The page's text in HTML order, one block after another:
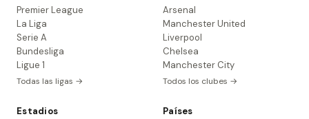
Premier League
La Liga
Serie A
Bundesliga
Ligue 1
Todas las ligas →
Arsenal
Manchester United
Liverpool
Chelsea
Manchester City
Todos los clubes →
Estadios
Países